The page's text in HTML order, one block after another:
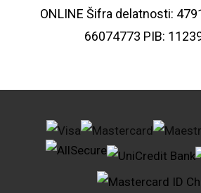
ONLINE Šifra delatnosti:
66074773 PIB: